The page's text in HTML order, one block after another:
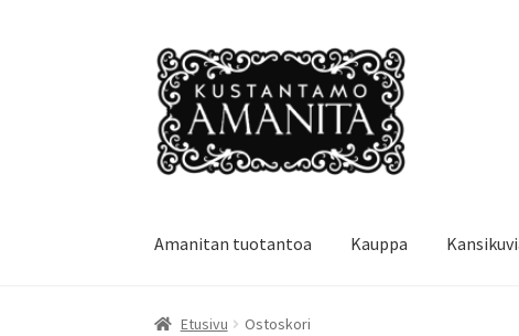
Siirry
navigointiin
Siirry
sisältöön
Amanitan tuotantoa Kauppa
Etusivu Amanitan tuotantoa
Etusivu Ostoskori